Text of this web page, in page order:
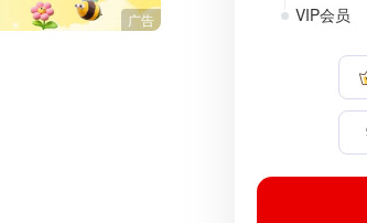
广告 VIP会员